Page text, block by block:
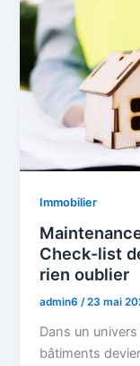
Immobilier
Check-list
rien oublier
admin6/23 mai
Dans un
bâtiments